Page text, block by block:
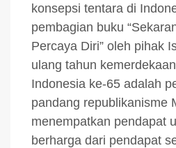
konsepsi tentara di
pembagian buku
Percaya Diri” oleh pihak
ulang tahun
Indonesia ke-65 adalah
pandang republikanisme
menempatkan pendapat
berharga dari pendapat